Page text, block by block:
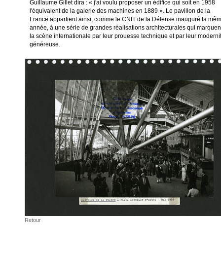
Guillaume Gillet dira : « j'ai voulu proposer un édifice qui soit en 1958
l'équivalent de la galerie des machines en 1889 ». Le pavillon de la
France appartient ainsi, comme le CNIT de la Défense inauguré la
année, à une série de grandes réalisations architecturales qui
la scène internationale par leur prouesse technique et par leur
généreuse.
Retour